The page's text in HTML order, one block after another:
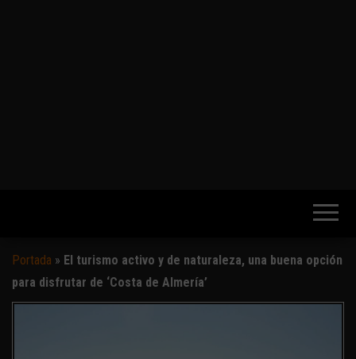
Portada » El turismo activo y de naturaleza, una buena opción
para disfrutar de ‘Costa de Almería’